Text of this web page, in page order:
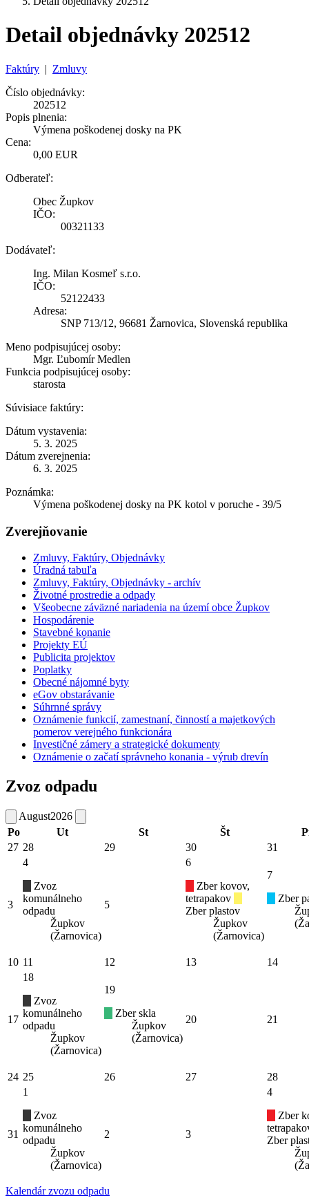
Detail objednávky 202512
Faktúry | Zmluvy
Číslo objednávky:
202512
Popis plnenia:
Výmena poškodenej dosky na PK
Cena:
0,00 EUR
Odberateľ:
Obec Župkov
IČO:
00321133
Dodávateľ:
Ing. Milan Kosmeľ s.r.o.
IČO:
52122433
Adresa:
SNP 713/12, 96681 Žarnovica, Slovenská republika
Meno podpisujúcej osoby:
Mgr. Ľubomír Medlen
Funkcia podpisujúcej osoby:
starosta
Súvisiace faktúry:
Dátum vystavenia:
5. 3. 2025
Dátum zverejnenia:
6. 3. 2025
Poznámka:
Výmena poškodenej dosky na PK kotol v poruche - 39/5
Zverejňovanie
Zmluvy, Faktúry, Objednávky
Úradná tabuľa
Zmluvy, Faktúry, Objednávky - archív
Životné prostredie a odpady
Všeobecne záväzné nariadenia na území obce Župkov
Hospodárenie
Stavebné konanie
Projekty EÚ
Publicita projektov
Poplatky
Obecné nájomné byty
eGov obstarávanie
Súhrnné správy
Oznámenie funkcií, zamestnaní, činností a majetkových
pomerov verejného funkcionára
Investičné zámery a strategické dokumenty
Oznámenie o začatí správneho konania - výrub drevín
Zvoz odpadu
August2026
Po
Ut St Št
27 28 29 30 31
3
4
Zvoz
komunálneho
odpadu
Župkov
(Žarnovica)
5
6
Zber kovov,
tetrapakov
Zber plastov
Župkov
(Žarnovica)
7
Zber
10 11 12 13 14
17
18
Zvoz
komunálneho
odpadu
Župkov
(Žarnovica)
19
Zber skla
Župkov
(Žarnovica)
20 21
24 25 26 27 28
31
1
Zvoz
komunálneho
odpadu
Župkov
(Žarnovica)
2 3
4
Zber
Zber
Kalendár zvozu odpadu